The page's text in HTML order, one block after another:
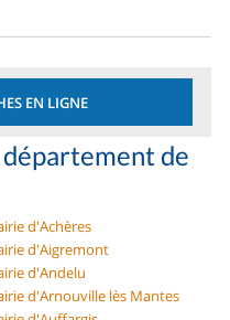
EN LIGNE
de
d'Achères
d'Aigremont
d'Andelu
d'Arnouville lès Mantes